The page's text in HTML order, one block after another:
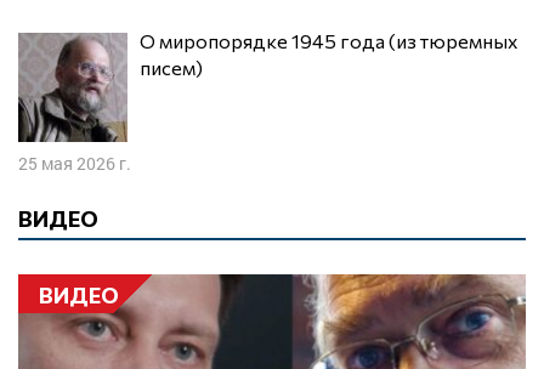
О миропорядке 1945 года (из тюремных
писем)
25 мая 2026 г.
ВИДЕО
ВИДЕО